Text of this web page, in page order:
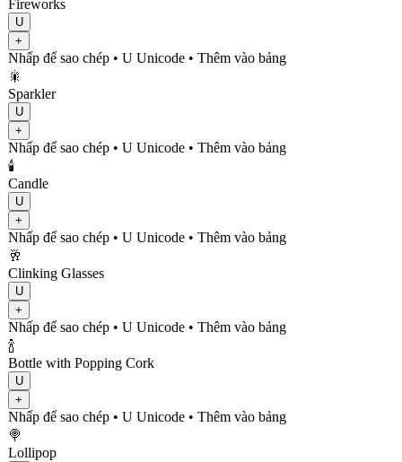
Fireworks
U
+
Nhấp để sao chép • U Unicode • Thêm vào bảng
🎇
Sparkler
U
+
Nhấp để sao chép • U Unicode • Thêm vào bảng
🕯️
Candle
U
+
Nhấp để sao chép • U Unicode • Thêm vào bảng
🥂
Clinking Glasses
U
+
Nhấp để sao chép • U Unicode • Thêm vào bảng
🍾
Bottle with Popping Cork
U
+
Nhấp để sao chép • U Unicode • Thêm vào bảng
🍭
Lollipop